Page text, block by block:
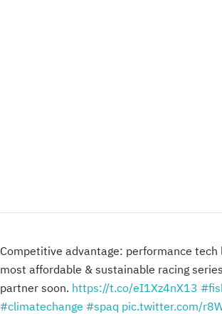
Competitive advantage: performance
most affordable & sustainable racing
partner soon. https://t.co/eI1Xz4nX13
#climatechange #spaq pic.twitter.com/